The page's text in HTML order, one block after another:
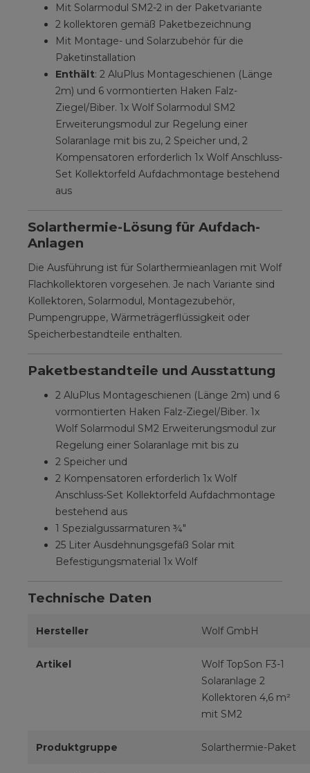
Mit Solarmodul SM2-2 in der Paketvariante
2 kollektoren gemäß Paketbezeichnung
Mit Montage- und Solarzubehör für die
Paketinstallation
Enthält: 2 AluPlus Montageschienen (Länge
2m) und 6 vormontierten Haken Falz-
Ziegel/Biber. 1x Wolf Solarmodul SM2
Erweiterungsmodul zur Regelung einer
Solaranlage mit bis zu, 2 Speicher und, 2
Kompensatoren erforderlich 1x Wolf Anschluss-
Set Kollektorfeld Aufdachmontage bestehend
aus
Solarthermie-Lösung für Aufdach-
Anlagen
Die Ausführung ist für Solarthermieanlagen mit Wolf
Flachkollektoren vorgesehen. Je nach Variante sind
Kollektoren, Solarmodul, Montagezubehör,
Pumpengruppe, Wärmeträgerflüssigkeit oder
Speicherbestandteile enthalten.
Paketbestandteile und Ausstattung
2 AluPlus Montageschienen (Länge 2m) und 6
vormontierten Haken Falz-Ziegel/Biber. 1x
Wolf Solarmodul SM2 Erweiterungsmodul zur
Regelung einer Solaranlage mit bis zu
2 Speicher und
2 Kompensatoren erforderlich 1x Wolf
Anschluss-Set Kollektorfeld Aufdachmontage
bestehend aus
1 Spezialgussarmaturen ¾"
25 Liter Ausdehnungsgefäß Solar mit
Befestigungsmaterial 1x Wolf
Technische Daten
Hersteller Wolf GmbH
Artikel
Wolf TopSon F3-1
Solaranlage 2
Kollektoren 4,6 m²
mit SM2
Produktgruppe Solarthermie-Paket